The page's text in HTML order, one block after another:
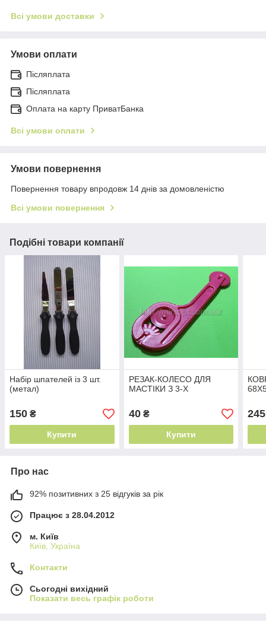
Всі умови доставки
Умови оплати
Післяплата
Післяплата
Оплата на карту ПриватБанка
Всі умови оплати
Умови повернення
Повернення товару впродовж 14 днів за домовленістю
Всі умови повернення
Подібні товари компанії
Набір шпателей із 3 шт.
(метал)
150 ₴
Купити
РЕЗАК-КОЛЕСО ДЛЯ
МАСТІКИ З 3-Х
40₴
Купити
245
Про нас
92% позитивних з 25 відгуків за рік
Працює з 28.04.2012
м. Київ
Київ, Україна
Контакти
Сьогодні вихідний
Показати весь графік роботи